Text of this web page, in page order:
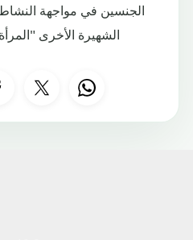
الجنسين في مواجهة
الشهيرة الأخرى